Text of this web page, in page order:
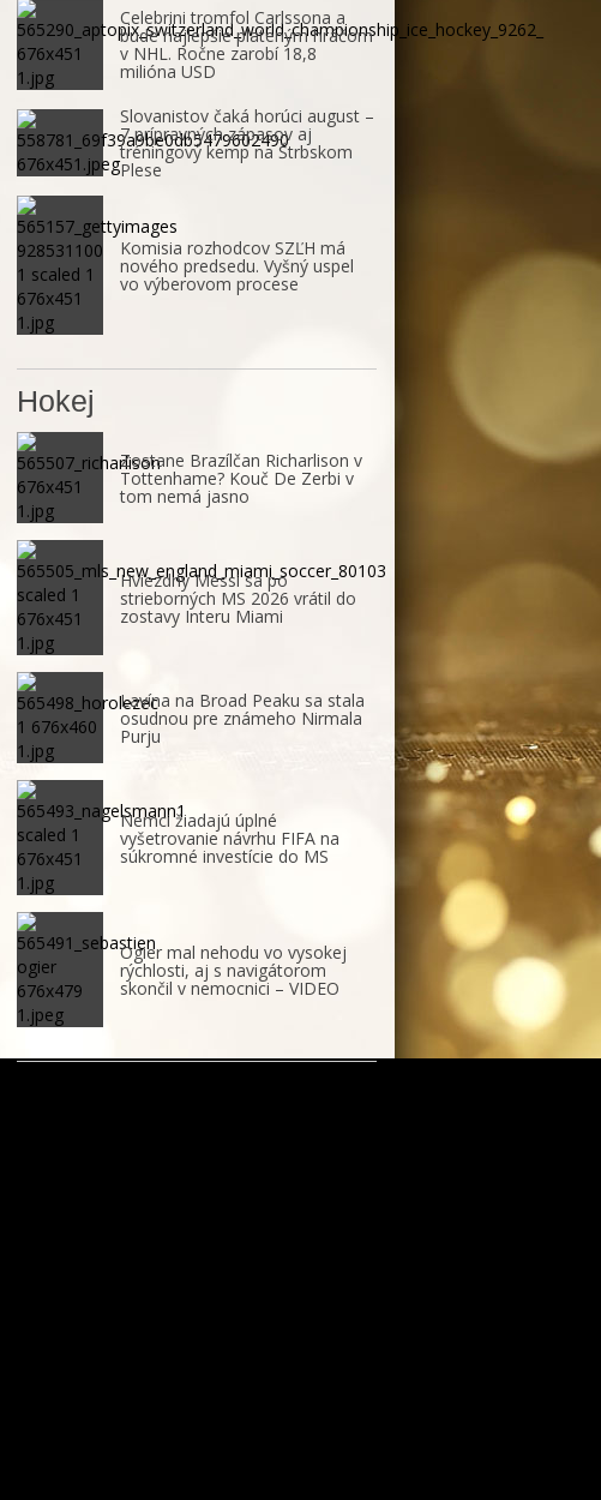
Celebrini tromfol Carlssona a
bude najlepšie plateným hráčom
v NHL. Ročne zarobí 18,8
milióna USD
Slovanistov čaká horúci august –
7 prípravných zápasov aj
tréningový kemp na Štrbskom
Plese
Komisia rozhodcov SZĽH má
nového predsedu. Vyšný uspel
vo výberovom procese
Hokej
Zostane Brazílčan Richarlison v
Tottenhame? Kouč De Zerbi v
tom nemá jasno
Hviezdny Messi sa po
strieborných MS 2026 vrátil do
zostavy Interu Miami
Lavína na Broad Peaku sa stala
osudnou pre známeho Nirmala
Purju
Nemci žiadajú úplné
vyšetrovanie návrhu FIFA na
súkromné investície do MS
Ogier mal nehodu vo vysokej
rýchlosti, aj s navigátorom
skončil v nemocnici – VIDEO